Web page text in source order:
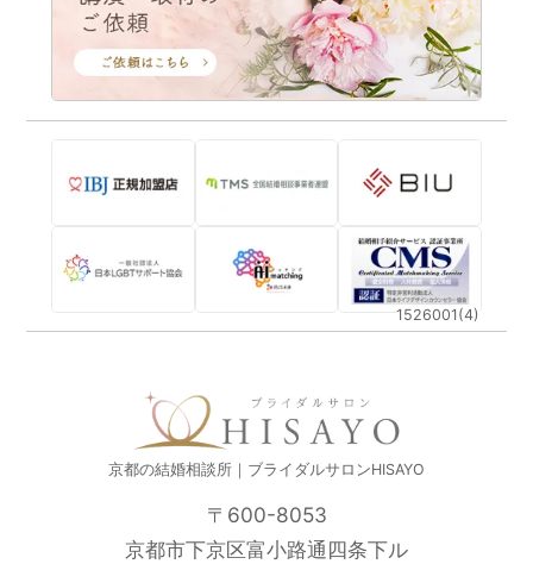
1526001(4)
京都の結婚相談所｜ブライダルサロンHISAYO
〒600-8053
京都市下京区富小路通四条下ル